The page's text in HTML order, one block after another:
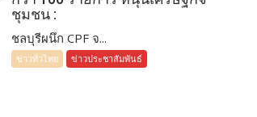
ชุมชน :
ชลบุรีผนึก CPF จ...
ข่าวทั่วไทย ข่าวประชาสัมพันธ์